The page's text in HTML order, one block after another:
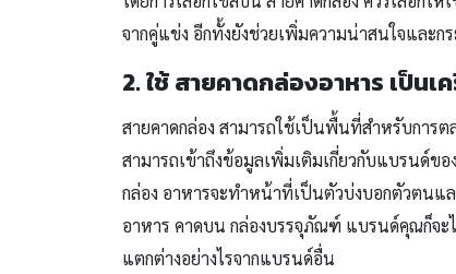
จากคู่แข่ง อีกทั้งยังช่วยเพิ่มความน่าสนใจและ
2. ใช้ สายคาดกล่องอาหาร เป็น
สายคาดกล่อง สามารถใช้เป็นพื้นที่สำหรับการ
สามารถเข้าถึงข้อมูลเพิ่มเติมเกี่ยวกับแบรนด์ข
กล่อง อาหารจะทำหน้าที่เป็นตัวบ่งบอกตัวตน
อาหาร คาดบน กล่องบรรจุภัณฑ์ แบรนด์คุณก็จะ
แตกต่างอย่างไรจากแบรนด์อื่น